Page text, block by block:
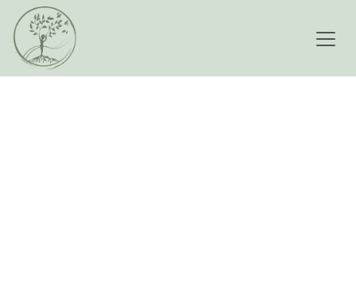
Se rendre au contenu